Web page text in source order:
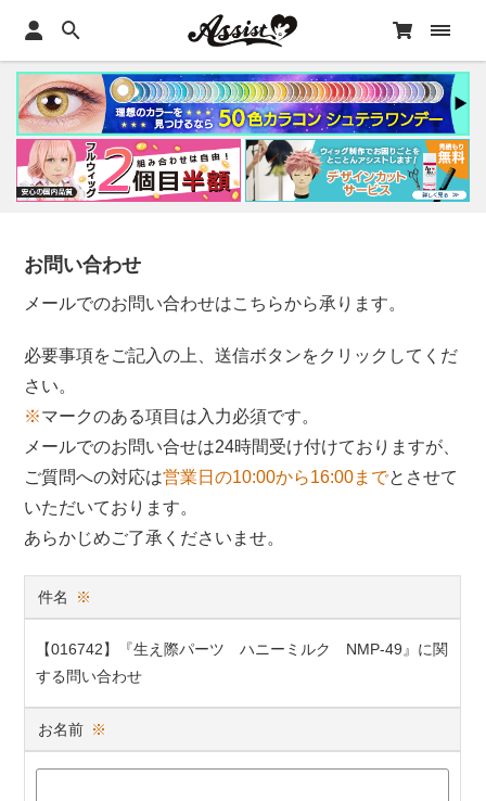
お問い合わせ
メールでのお問い合わせはこちらから承ります。
必要事項をご記入の上、送信ボタンをクリックしてくだ
さい。
※マークのある項目は入力必須です。
メールでのお問い合せは24時間受け付けておりますが、
ご質問への対応は営業日の10:00から16:00までとさせて
いただいております。
あらかじめご了承くださいませ。
件名 ※
【016742】『生え際パーツ ハニーミルク NMP-49』に関
する問い合わせ
お名前 ※